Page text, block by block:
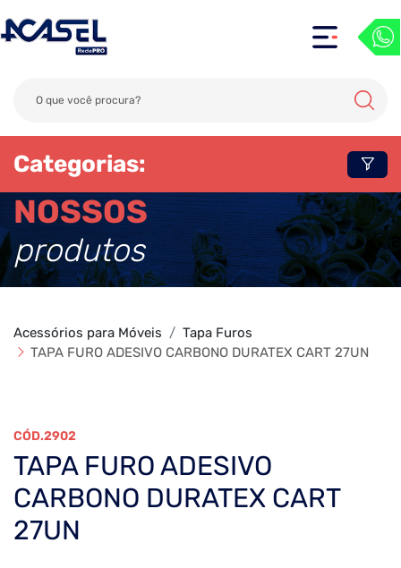
Categorias:
NOSSOS
produtos
Acessórios para Móveis
Tapa Furos
TAPA FURO ADESIVO CARBONO DURATEX CART 27UN
2902
TAPA FURO ADESIVO
CARBONO DURATEX CART
27UN